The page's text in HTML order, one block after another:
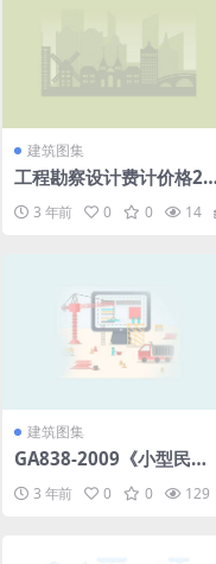
建筑图集
工程勘察设计费计价格20
3 年前 0 0 14
建筑图集
GA838-2009《小型民用
范》.pdf
3 年前 0 0 129